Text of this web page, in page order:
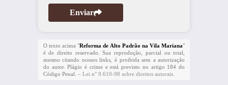
Enviar
O texto acima "Reforma de Alto Padrão na Vila Mariana"
é de direito reservado. Sua reprodução, parcial ou total,
mesmo citando nossos links, é proibida sem a autorização
do autor. Plágio é crime e está previsto no artigo 184 do
Código Penal. – Lei n° 9.610-98 sobre direitos autorais.